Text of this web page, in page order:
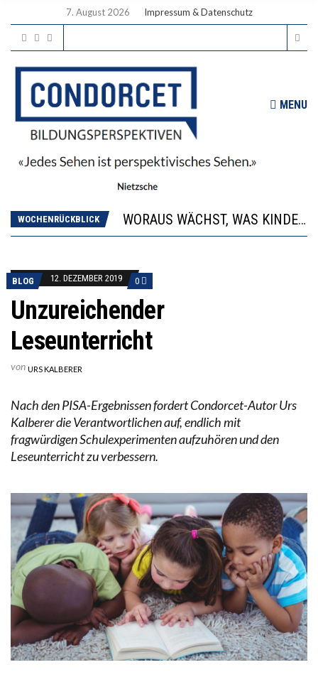
7. August 2026 Impressum & Datenschutz
MENU
WOCHENRÜCKBLICK
“WIR BEOBACHTEN EINEN REGELRECHTEN STURZFLUG BEI DEN LERNLEISTUNGEN”
BLOG 12. DEZEMBER 2019 0
Unzureichender
Leseunterricht
von URS KALBERER
Nach den PISA-Ergebnissen fordert Condorcet-Autor Urs
Kalberer die Verantwortlichen auf, endlich mit
fragwürdigen Schulexperimenten aufzuhören und den
Leseunterricht zu verbessern.